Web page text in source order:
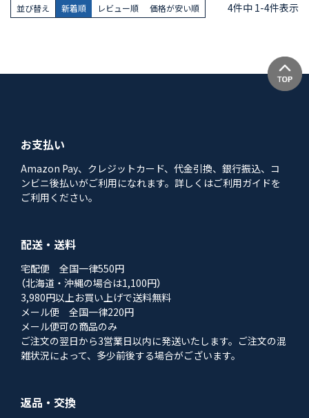
並び替え 新着順 レビュー順 価格が安い順 4件中 1-4件表示
お支払い
Amazon Pay、クレジットカード、代金引換、銀行振込、コ
ンビニ後払いがご利用になれます。詳しくはご利用ガイドを
ご利用ください。
配送・送料
宅配便 全国一律550円
（北海道・沖縄の場合は1,100円）
3,980円以上お買い上げで送料無料
メール便 全国一律220円
メール便可の商品のみ
ご注文の翌日から3営業日以内に発送いたします。ご注文の混
雑状況によって、多少前後する場合がございます。
返品・交換